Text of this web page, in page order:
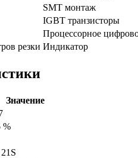
SMT монтаж
IGBT транзисторы
Процессорное
резки Индикатор
Значение
%